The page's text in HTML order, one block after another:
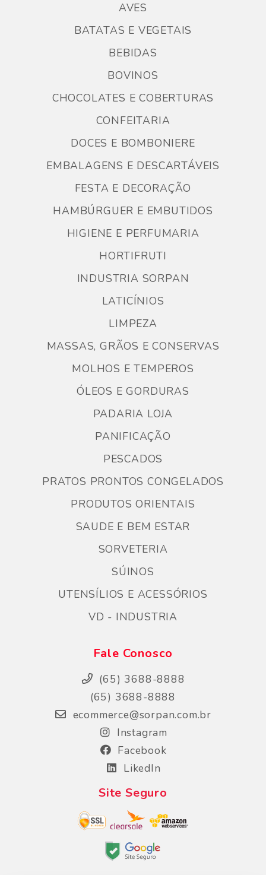
AVES
BATATAS E VEGETAIS
BEBIDAS
BOVINOS
CHOCOLATES E COBERTURAS
CONFEITARIA
DOCES E BOMBONIERE
EMBALAGENS E DESCARTÁVEIS
FESTA E DECORAÇÃO
HAMBÚRGUER E EMBUTIDOS
HIGIENE E PERFUMARIA
HORTIFRUTI
INDUSTRIA SORPAN
LATICÍNIOS
LIMPEZA
MASSAS, GRÃOS E CONSERVAS
MOLHOS E TEMPEROS
ÓLEOS E GORDURAS
PADARIA LOJA
PANIFICAÇÃO
PESCADOS
PRATOS PRONTOS CONGELADOS
PRODUTOS ORIENTAIS
SAUDE E BEM ESTAR
SORVETERIA
SÚINOS
UTENSÍLIOS E ACESSÓRIOS
VD - INDUSTRIA
Fale Conosco
(65) 3688-8888
(65) 3688-8888
ecommerce@sorpan.com.br
Instagram
Facebook
LikedIn
Site Seguro